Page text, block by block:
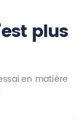
plus
en matière